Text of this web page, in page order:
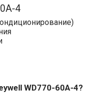
4
WD770-60A-4?